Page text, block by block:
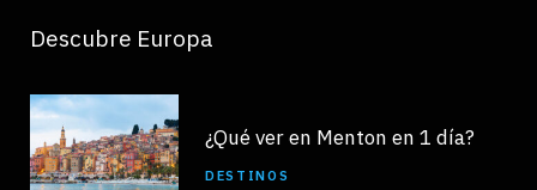
Descubre Europa
¿Qué ver en Menton en 1 día?
DESTINOS